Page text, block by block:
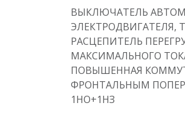
ВЫКЛЮЧАТЕЛЬ
ЭЛЕКТРОДВИГАТЕЛЯ,
РАСЦЕПИТЕЛЬ
МАКСИМАЛЬНОГО
ПОВЫШЕННАЯ
ФРОНТАЛЬНЫМ
1НО+1НЗ